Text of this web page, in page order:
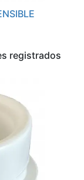
registrados